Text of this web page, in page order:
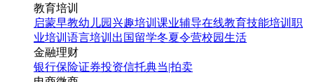
教育培训
启蒙早教幼儿园 兴趣培训 课业辅导在线教育技能培训 职
业培训 语言培训 出国留学冬夏令营校园生活
金融理财
银行保险证券投资信托典当|拍卖